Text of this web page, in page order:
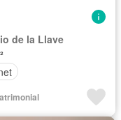
de la Llave